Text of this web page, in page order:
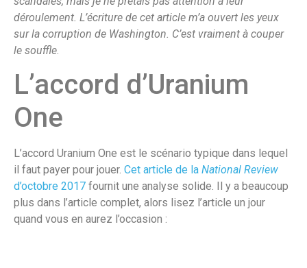
déroulement. L’écriture de cet article m’a ouvert les yeux
sur la corruption de Washington. C’est vraiment à couper
le souffle
L’accord d’Uranium
One
L’accord Uranium One est le scénario typique dans lequel
il faut payer pour jouer. Cet article de la National Review
d’octobre 2017 fournit une analyse solide. Il y a beaucoup
plus dans l’article complet, alors lisez l’article un jour
quand vous en aurez l’occasion :